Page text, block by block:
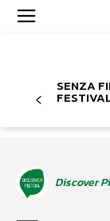
SENZA
Discover